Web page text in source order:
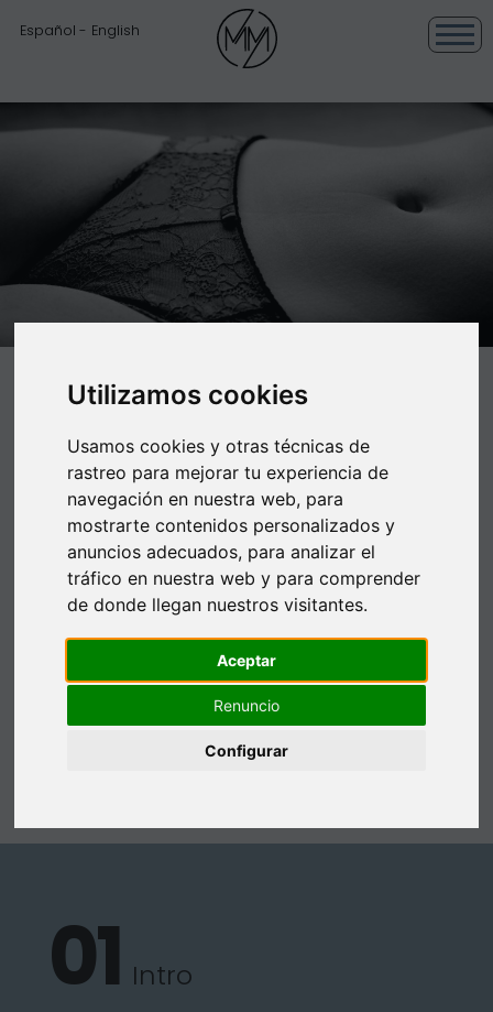
Utilizamos cookies
Usamos cookies y otras técnicas de
rastreo para mejorar tu experiencia de
navegación en nuestra web, para
mostrarte contenidos personalizados y
anuncios adecuados, para analizar el
tráfico en nuestra web y para comprender
de donde llegan nuestros visitantes.
Aceptar
Renuncio
Configurar
Español English
CIRUGÍA DE ABDOMEN,
ABDOMINOPLASTIA O
LIPECTOMIA ABDOMINAL
Intro En qué consiste
Para quién está
indicado
Preoperatorio
Intro